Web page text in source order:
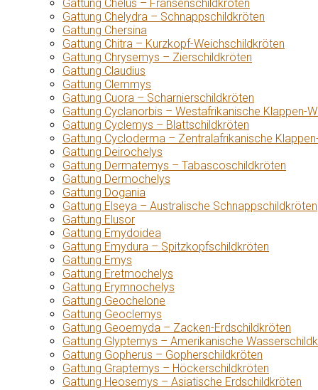
Gattung Chelus – Fransenschildkröten
Gattung Chelydra – Schnappschildkröten
Gattung Chersina
Gattung Chitra – Kurzkopf-Weichschildkröten
Gattung Chrysemys – Zierschildkröten
Gattung Claudius
Gattung Clemmys
Gattung Cuora – Scharnierschildkröten
Gattung Cyclanorbis – Westafrikanische Klappen-
Gattung Cyclemys – Blattschildkröten
Gattung Cycloderma – Zentralafrikanische
Gattung Deirochelys
Gattung Dermatemys – Tabascoschildkröten
Gattung Dermochelys
Gattung Dogania
Gattung Elseya – Australische Schnappschildkröten
Gattung Elusor
Gattung Emydoidea
Gattung Emydura – Spitzkopfschildkröten
Gattung Emys
Gattung Eretmochelys
Gattung Erymnochelys
Gattung Geochelone
Gattung Geoclemys
Gattung Geoemyda – Zacken-Erdschildkröten
Gattung Glyptemys – Amerikanische
Gattung Gopherus – Gopherschildkröten
Gattung Graptemys – Höckerschildkröten
Gattung Heosemys – Asiatische Erdschildkröten